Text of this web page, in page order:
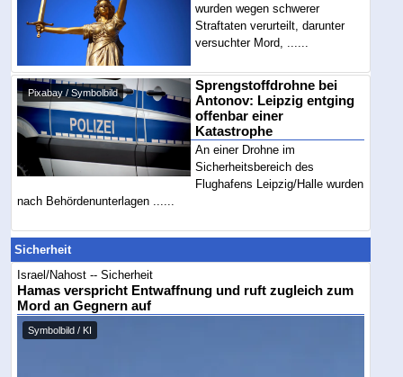
wurden wegen schwerer
Straftaten verurteilt, darunter
versuchter Mord, ......
Pixabay / Symbolbild
Sprengstoffdrohne bei
Antonov: Leipzig entging
offenbar einer
Katastrophe
An einer Drohne im
Sicherheitsbereich des
Flughafens Leipzig/Halle wurden
nach Behördenunterlagen ......
Sicherheit
Israel/Nahost -- Sicherheit
Hamas verspricht Entwaffnung und ruft zugleich zum
Mord an Gegnern auf
Symbolbild / KI